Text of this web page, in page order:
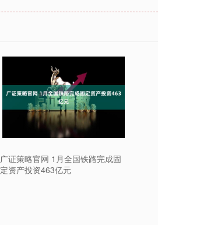
广证策略官网 1月全国铁路完成固
定资产投资463亿元